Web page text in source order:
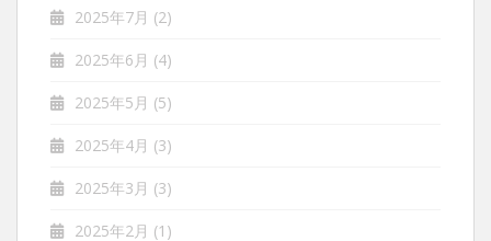
2025年7月 (2)
2025年6月 (4)
2025年5月 (5)
2025年4月 (3)
2025年3月 (3)
2025年2月 (1)